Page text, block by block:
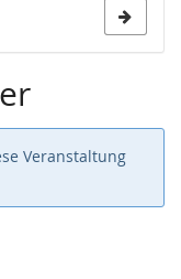
Veranstaltung